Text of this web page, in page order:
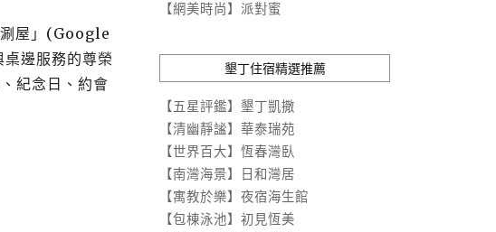
涮屋」(Google
邊服務的尊榮
紀念日、約會
【網美時尚】派對蜜
墾丁住宿精選推薦
【五星評鑑】墾丁凱撒
【清幽靜謐】華泰瑞苑
【世界百大】恆春灣臥
【南灣海景】日和灣居
【寓教於樂】夜宿海生館
【包棟泳池】初見恆美